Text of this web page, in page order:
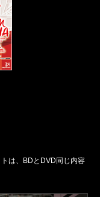
は、BDとDVD同じ内容